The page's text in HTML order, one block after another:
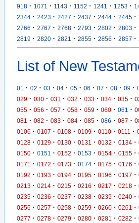
918 · 1071 · 1143 · 1152 · 1241 · 1253 ·
2344 · 2423 · 2427 · 2437 · 2444 · 2445 ·
2766 · 2767 · 2768 · 2793 · 2802 · 2803 ·
2819 · 2820 · 2821 · 2855 · 2856 · 2857 ·
List of New
01 · 02 · 03 · 04 · 05 · 06 · 07 · 08 · 09 ·
029 · 030 · 031 · 032 · 033 · 034 · 035 ·
055 · 056 · 057 · 058 · 059 · 060 · 061 ·
081
· 082 · 083 · 084 · 085 · 086 · 087 ·
0106 · 0107 · 0108 · 0109 · 0110 · 0111 ·
0128 · 0129 · 0130 · 0131 · 0132 · 0134 ·
0150 · 0151 · 0152 · 0153 · 0154 · 0155 ·
0171
· 0172 · 0173 · 0174 · 0175 · 0176 ·
0192 · 0193 · 0194 · 0195 · 0196 · 0197 ·
0213 · 0214 · 0215 · 0216 · 0217 · 0218 ·
0235 · 0236 · 0237 · 0238 · 0239 · 0240 ·
0256 · 0257 · 0258 · 0259 · 0260 · 0261 ·
0277 · 0278 · 0279 · 0280 · 0281 · 0282 ·